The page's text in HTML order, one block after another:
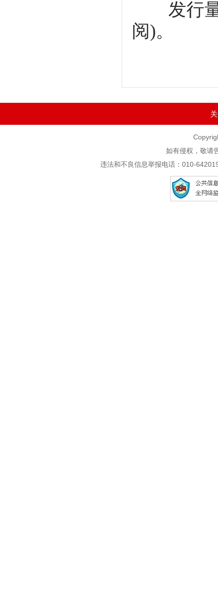
发行量
阅)。
如有侵权，敬请
违法和不良信息举报电话：010-